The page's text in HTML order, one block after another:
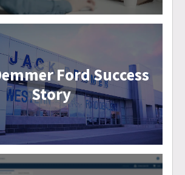
Ford Success
Story